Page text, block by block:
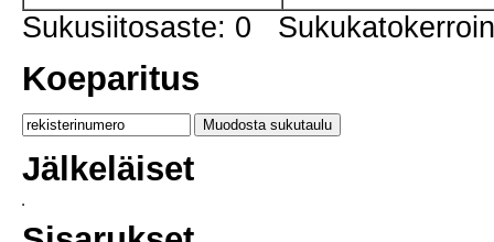
Sukusiitosaste: 0
Koeparitus
Jälkeläiset